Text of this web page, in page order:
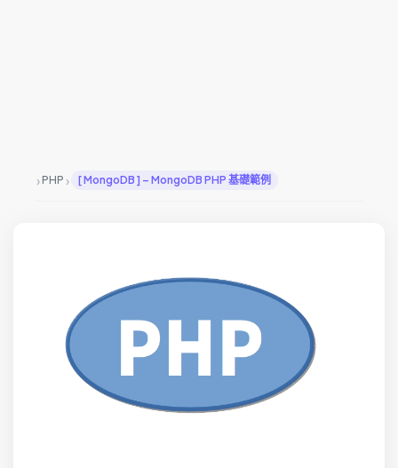
›PHP › [ MongoDB ] – MongoDB PHP 基礎範例